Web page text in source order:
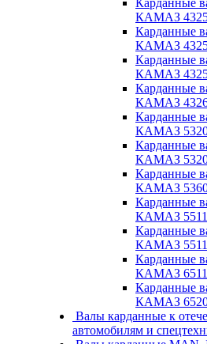
Карданные
КАМАЗ
Карданные
КАМАЗ
Карданные
КАМАЗ
Карданные
КАМАЗ
Карданные
КАМАЗ
Карданные
КАМАЗ
Карданные
КАМАЗ
Карданные
КАМАЗ 5511
Карданные
КАМАЗ
Карданные
КАМАЗ
Карданные
КАМАЗ
Валы карданные к
автомобилям и